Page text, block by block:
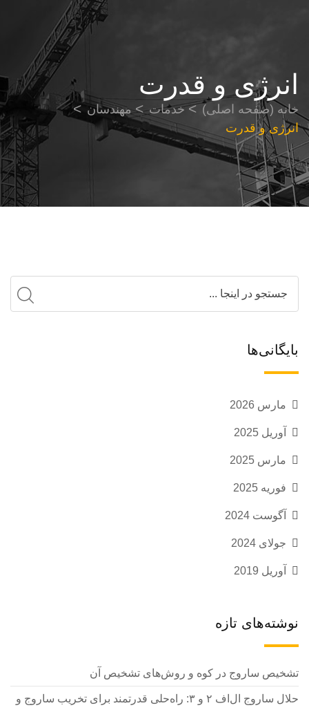
انرژی و قدرت
خانه (صفحه اصلی) خدمات
مهندسان
انرژی و قدرت
بایگانی‌ها
مارس 2026
آوریل 2025
مارس 2025
فوریه 2025
آگوست 2024
جولای 2024
آوریل 2019
نوشته‌های تازه
تشخیص ساروج در کوه و روش‌های تشخیص آن
حلال ساروج ال‌اف ۲ و ۳: راه‌حلی قدرتمند برای تخریب ساروج و